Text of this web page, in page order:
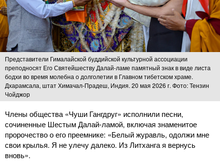
Представители Гималайской буддийской культурной ассоциации
преподносят Его Святейшеству Далай-ламе памятный знак в виде листа
бодхи во время молебна о долголетии в Главном тибетском храме.
Дхарамсала, штат Химачал-Прадеш, Индия. 20 мая 2026 г. Фото: Тензин
Чойджор
Члены общества «Чуши Гангдруг» исполнили песни,
сочиненные Шестым Далай-ламой, включая знаменитое
пророчество о его преемнике: «Белый журавль, одолжи мне
свои крылья. Я не улечу далеко. Из Литханга я вернусь
вновь».